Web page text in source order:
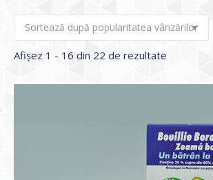
Afișez 1 - 16 din 22 de rezultate
evaluarea